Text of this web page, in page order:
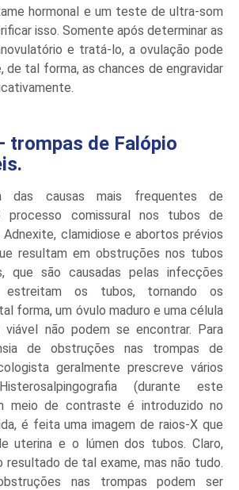
hormonal e um teste de ultra-som
isso. Somente após determinar as
e tratá-lo, a ovulação pode
de tal forma, as chances de engravidar
trompas de Falópio
das causas mais frequentes de
processo comissural nos tubos de
Adnexite, clamidiose e abortos prévios
resultam em obstruções nos tubos
que são causadas pelas infecções
os tubos, tornando os
forma, um óvulo maduro e uma célula
não podem se encontrar. Para
de obstruções nas trompas de
geralmente prescreve vários
(durante este
meio de contraste é introduzido no
é feita uma imagem de raios-X que
uterina e o lúmen dos tubos. Claro,
resultado de tal exame, mas não tudo.
nas trompas podem ser